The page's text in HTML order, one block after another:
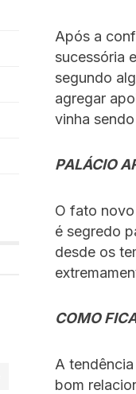
Após a
sucessória
segundo
agregar
vinha
PALÁCIO
O fato
é segredo
desde os
COMO
A
bom